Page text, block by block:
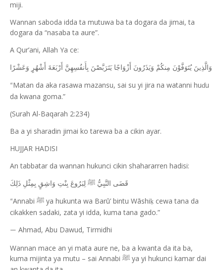
miji.
Wannan saboda idda ta mutuwa ba ta dogara da jimai, ta
dogara da “nasaba ta aure”.
A Qur’ani, Allah Ya ce:
وَالَّذِينَ يُتَوَفَّوْنَ مِنكُمْ وَيَذَرُونَ أَزْوَاجًا يَتَرَبَّصْنَ بِأَنفُسِهِنَّ أَرْبَعَةَ أَشْهُرٍ وَعَشْرًا
“Matan da aka rasawa mazansu, sai su yi jira na watanni huɗu
da kwana goma.”
(Surah Al-Baqarah 2:234)
Ba a yi sharadin jimai ko tarewa ba a cikin ayar.
HUJJAR HADISI
An tabbatar da wannan hukunci cikin shahararren hadisi:
قَضَى النَّبِيُّ ﷺ لِبَرُوعَ بِنْتِ وَاشِقٍ بِمِثْلِ ذَلِكَ
“Annabi ﷺ ya hukunta wa Barū’ bintu Wāshiḳ cewa tana da
cikakken sadaki, zata yi idda, kuma tana gado.”
— Ahmad, Abu Dawud, Tirmidhi
Wannan mace an yi mata aure ne, ba a kwanta da ita ba,
kuma mijinta ya mutu – sai Annabi ﷺ ya yi hukunci kamar dai